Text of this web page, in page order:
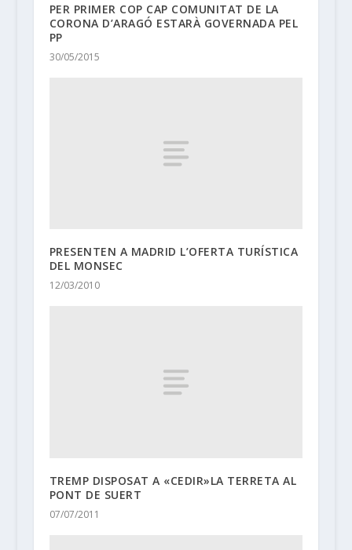
PER PRIMER COP CAP COMUNITAT DE LA
CORONA D’ARAGÓ ESTARÀ GOVERNADA PEL
PP
30/05/2015
PRESENTEN A MADRID L’OFERTA TURÍSTICA
DEL MONSEC
12/03/2010
TREMP DISPOSAT A «CEDIR»LA TERRETA AL
PONT DE SUERT
07/07/2011